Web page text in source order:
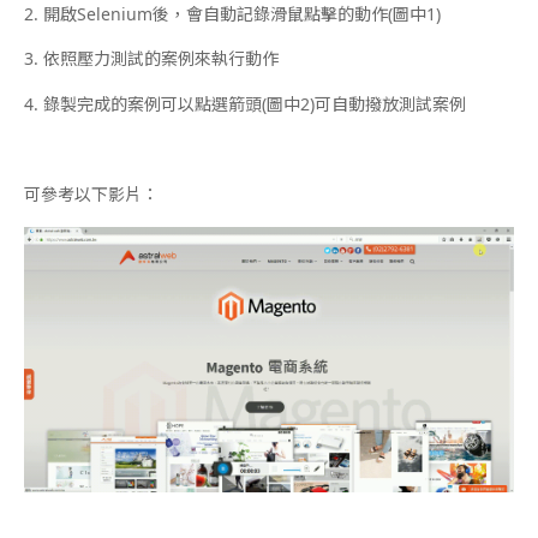
2. 開啟Selenium後，會自動記錄滑鼠點擊的動作(圖中1)
3. 依照壓力測試的案例來執行動作
4. 錄製完成的案例可以點選箭頭(圖中2)可自動撥放測試案例
可參考以下影片：